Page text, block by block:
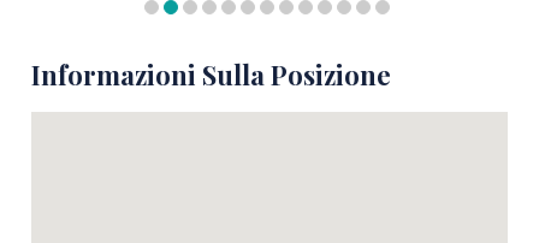
Informazioni Sulla Posizione